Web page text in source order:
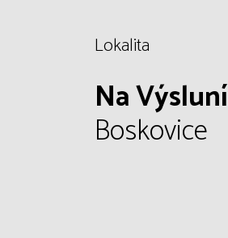
Lokalita
Na Výsluní
Boskovice